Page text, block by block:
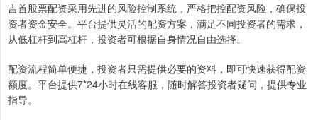
吉首股票配资采用先进的风险控制系统，严格把控配资风险，确保投
资者资金安全。平台提供灵活的配资方案，满足不同投资者的需求，
从低杠杆到高杠杆，投资者可根据自身情况自由选择。
配资流程简单便捷，投资者只需提供必要的资料，即可快速获得配资
额度。平台提供7*24小时在线客服，随时解答投资者疑问，提供专业
指导。